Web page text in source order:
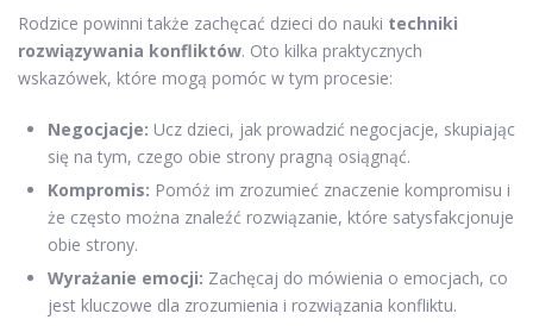
Rodzice powinni także zachęcać dzieci do nauki techniki
rozwiązywania konfliktów. Oto kilka praktycznych
wskazówek, które mogą pomóc w tym procesie:
Negocjacje: Ucz dzieci, jak prowadzić negocjacje, skupiając
się na tym, czego obie strony pragną osiągnąć.
Kompromis: Pomóż im zrozumieć znaczenie kompromisu i
że często można znaleźć rozwiązanie, które satysfakcjonuje
obie strony.
Wyrażanie emocji: Zachęcaj do mówienia o emocjach, co
jest kluczowe dla zrozumienia i rozwiązania konfliktu.